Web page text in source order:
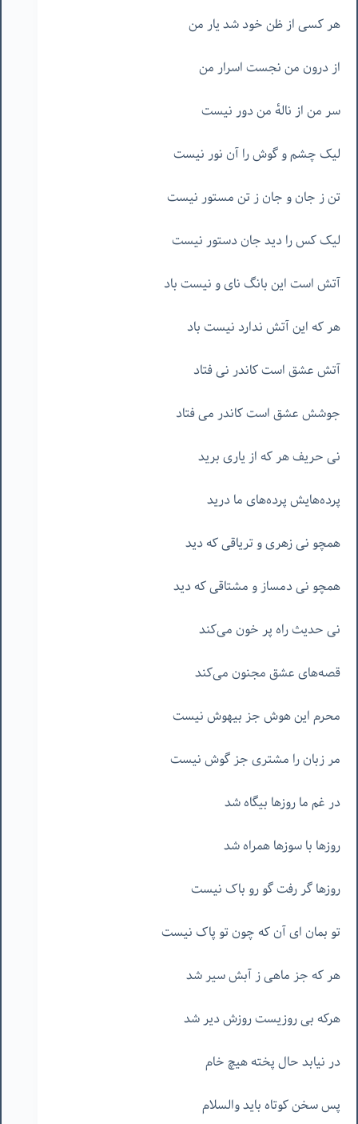
هر کسی از ظن خود شد یار من
از درون من نجست اسرار من
سر من از نالهٔ من دور نیست
لیک چشم و گوش را آن نور نیست
تن ز جان و جان ز تن مستور نیست
لیک کس را دید جان دستور نیست
آتش است این بانگ نای و نیست باد
هر که این آتش ندارد نیست باد
آتش عشق است کاندر نی فتاد
جوشش عشق است کاندر می فتاد
نی حریف هر که از یاری برید
پرده‌هایش پرده‌های ما درید
همچو نی زهری و تریاقی که دید
همچو نی دمساز و مشتاقی که دید
نی حدیث راه پر خون می‌کند
قصه‌های عشق مجنون می‌کند
محرم این هوش جز بیهوش نیست
مر زبان را مشتری جز گوش نیست
در غم ما روزها بیگاه شد
روزها با سوزها همراه شد
روزها گر رفت گو رو باک نیست
تو بمان ای آن که چون تو پاک نیست
هر که جز ماهی ز آبش سیر شد
هرکه بی روزیست روزش دیر شد
در نیابد حال پخته هیچ خام
پس سخن کوتاه باید والسلام